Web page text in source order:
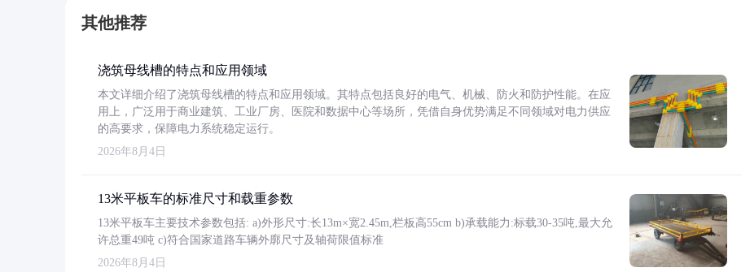
其他推荐
浇筑母线槽的特点和应用领域
本文详细介绍了浇筑母线槽的特点和应用领域。其特点包括良好的电气、机械、防火和防护性能。在应
用上，广泛用于商业建筑、工业厂房、医院和数据中心等场所，凭借自身优势满足不同领域对电力供应
的高要求，保障电力系统稳定运行。
2026年8月4日
13米平板车的标准尺寸和载重参数
13米平板车主要技术参数包括: a)外形尺寸:长13m×宽2.45m,栏板高55cm b)承载能力:标载30-35吨,最大允
许总重49吨 c)符合国家道路车辆外廓尺寸及轴荷限值标准
2026年8月4日